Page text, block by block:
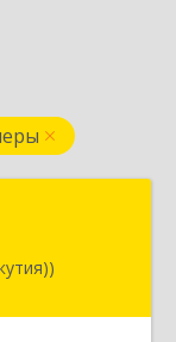
Респ,